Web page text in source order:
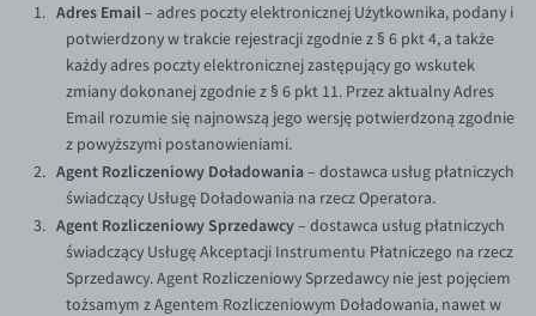
EUR/USD
EUR/GBP
EUR/CHF
EUR/CZK
EUR/DKK
EUR/NOK
EUR/SEK
EUR/AUD
Adres Email– adres poczty elektronicznej Użytkownika, podany i
potwierdzony w trakcie rejestracji zgodnie z § 6 pkt 4, a także
każdy adres poczty elektronicznej zastępujący go wskutek
zmiany dokonanej zgodnie z § 6 pkt 11. Przez aktualny Adres
Email rozumie się najnowszą jego wersję potwierdzoną zgodnie
z powyższymi postanowieniami.
Agent Rozliczeniowy Doładowania– dostawca usług płatniczych
świadczący Usługę Doładowania na rzecz Operatora.
Agent Rozliczeniowy Sprzedawcy– dostawca usług płatniczych
świadczący Usługę Akceptacji Instrumentu Płatniczego na rzecz
Sprzedawcy. Agent Rozliczeniowy Sprzedawcy nie jest pojęciem
tożsamym z Agentem Rozliczeniowym Doładowania, nawet w